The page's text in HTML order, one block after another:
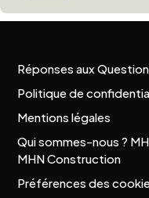
Réponses aux
Politique de
Mentions légales
Qui sommes-nous ?
MHN Construction
Préférences des